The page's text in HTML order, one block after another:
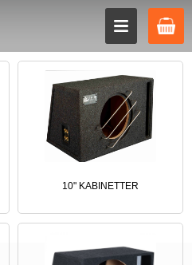
10" KABINETTER